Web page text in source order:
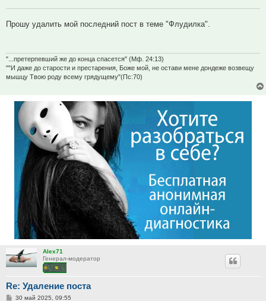
Прошу удалить мой последний пост в теме "Флудилка".
"...претерпевший же до конца спасется" (Мф. 24:13)
""И даже до старости и престарения, Боже мой, не остави мене дондеже возвещу
мышцу Твою роду всему грядущему"(Пс:70)
Alex71
Генерал-модератор
Re: Удаление поста
Сообщение
30 май 2025, 09:55